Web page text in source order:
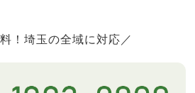
！埼玉の全域に対応／